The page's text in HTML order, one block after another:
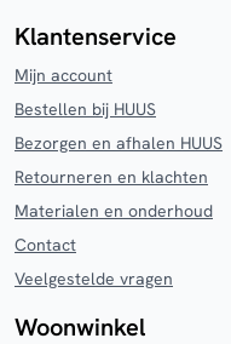
Klantenservice
Mijn account
Bestellen bij HUUS
Bezorgen en afhalen HUUS
Retourneren en klachten
Materialen en onderhoud
Contact
Veelgestelde vragen
Woonwinkel